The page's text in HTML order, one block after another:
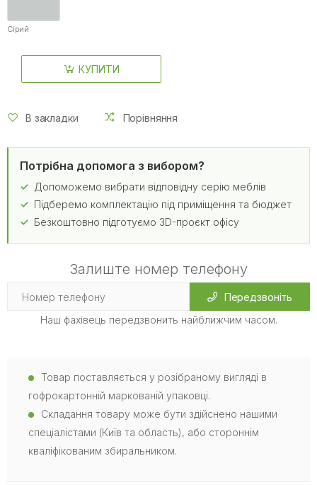
Сірий
КУПИТИ
В закладки Порівняння
Потрібна допомога з вибором?
Допоможемо вибрати відповідну серію меблів
Підберемо комплектацію під приміщення та бюджет
Безкоштовно підготуємо 3D-проєкт офісу
Залиште номер телефону
Передзвоніть
Наш фахівець передзвонить найближчим часом.
Товар поставляється у розібраному вигляді в
гофрокартонній маркованій упаковці.
Складання товару може бути здійснено нашими
спеціалістами (Київ та область), або стороннім
кваліфікованим збиральником.